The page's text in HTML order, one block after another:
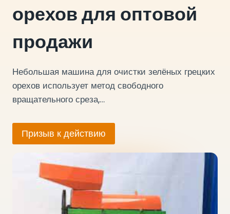
орехов для оптовой
продажи
Небольшая машина для очистки зелёных грецких
орехов использует метод свободного
вращательного среза,…
Призыв к действию